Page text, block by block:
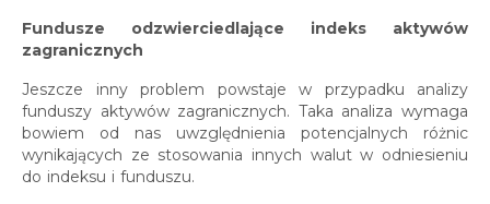
Fundusze odzwierciedlające indeks aktywów
zagranicznych
Jeszcze inny problem powstaje w przypadku analizy
funduszy aktywów zagranicznych. Taka analiza wymaga
bowiem od nas uwzględnienia potencjalnych różnic
wynikających ze stosowania innych walut w odniesieniu
do indeksu i funduszu.